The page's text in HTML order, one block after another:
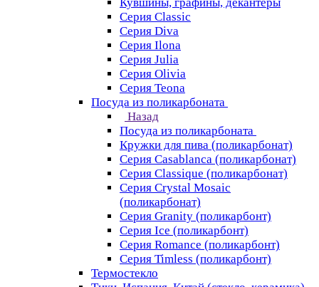
Серия Classic
Серия Diva
Серия Ilona
Серия Julia
Серия Olivia
Серия Teona
Посуда из поликарбоната
Назад
Посуда из поликарбоната
Кружки для пива (поликарбонат)
Серия Casablanсa (поликарбонат)
Серия Classique (поликарбонат)
Серия Crystal Mosaic
(поликарбонат)
Серия Granity (поликарбонт)
Серия Ice (поликарбонт)
Серия Romance (поликарбонт)
Серия Timless (поликарбонт)
Термостекло